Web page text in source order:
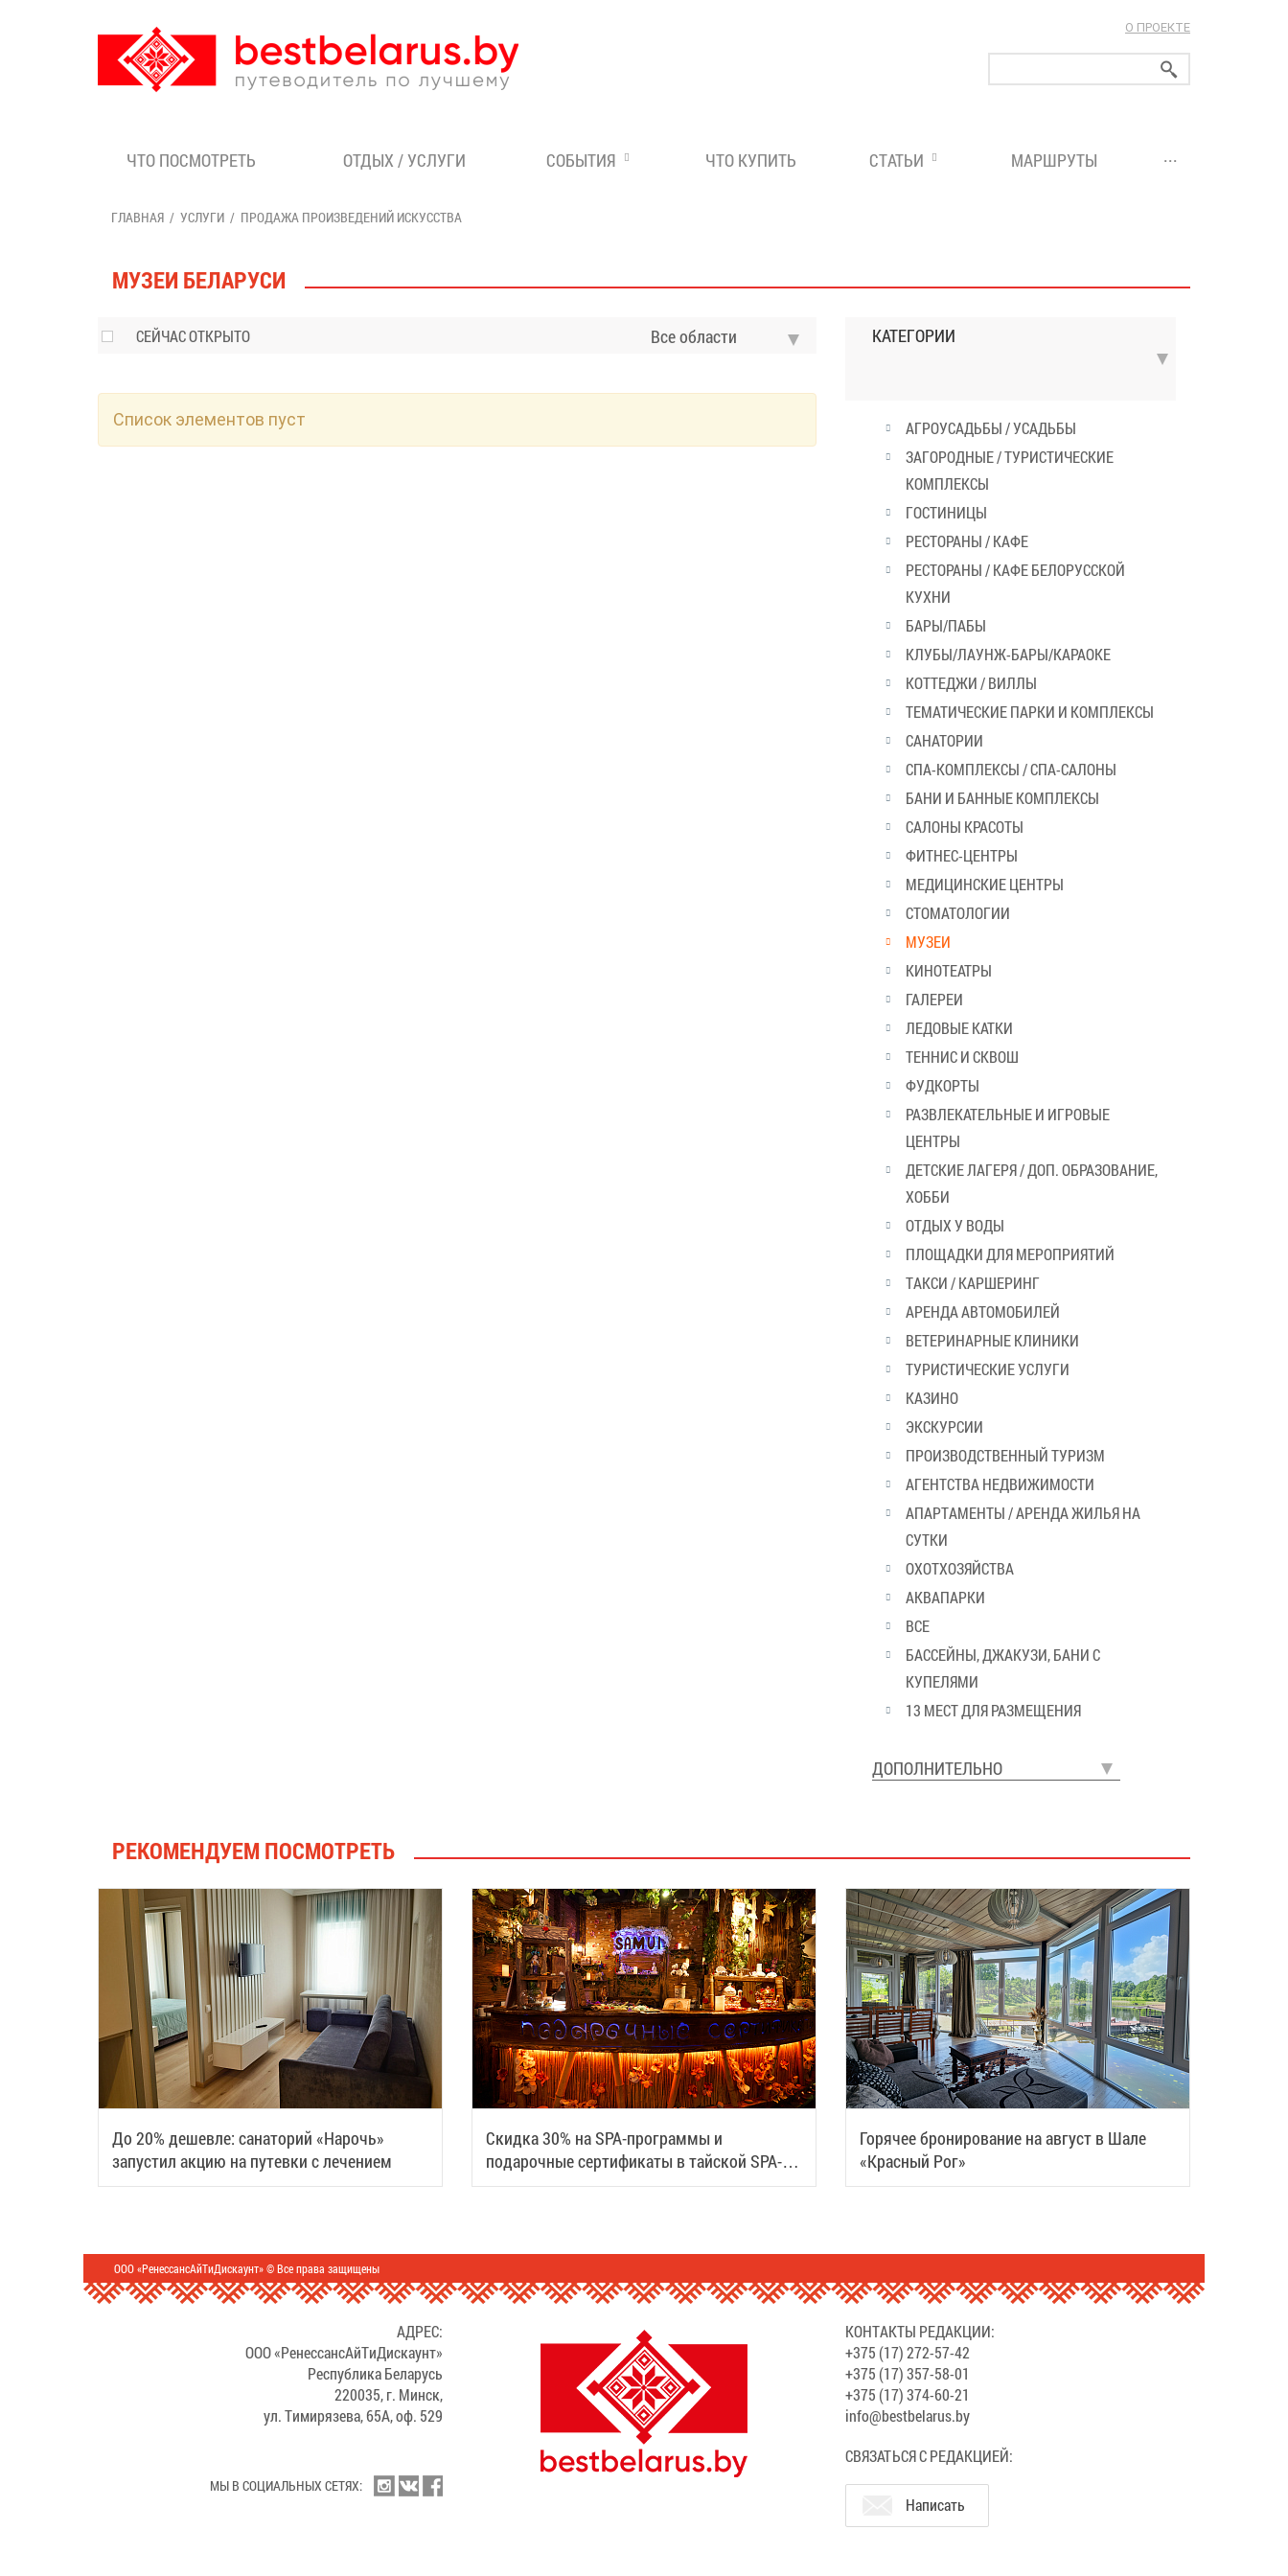
О ПРОЕКТЕ
ЧТО ПОСМОТРЕТЬ ОТДЫХ / УСЛУГИ СОБЫТИЯ ЧТО КУПИТЬ СТАТЬИ МАРШРУТЫ ...
ГЛАВНАЯ УСЛУГИ ПРОДАЖА ПРОИЗВЕДЕНИЙ ИСКУССТВА
МУЗЕИ БЕЛАРУСИ
Все области
СЕЙЧАС ОТКРЫТО
Список элементов пуст
КАТЕГОРИИ
АГРОУСАДЬБЫ / УСАДЬБЫ
ЗАГОРОДНЫЕ / ТУРИСТИЧЕСКИЕ
КОМПЛЕКСЫ
ГОСТИНИЦЫ
РЕСТОРАНЫ / КАФЕ
РЕСТОРАНЫ / КАФЕ БЕЛОРУССКОЙ
КУХНИ
БАРЫ/ПАБЫ
КЛУБЫ/ЛАУНЖ-БАРЫ/КАРАОКЕ
КОТТЕДЖИ / ВИЛЛЫ
ТЕМАТИЧЕСКИЕ ПАРКИ И КОМПЛЕКСЫ
САНАТОРИИ
СПА-КОМПЛЕКСЫ / СПА-САЛОНЫ
БАНИ И БАННЫЕ КОМПЛЕКСЫ
САЛОНЫ КРАСОТЫ
ФИТНЕС-ЦЕНТРЫ
МЕДИЦИНСКИЕ ЦЕНТРЫ
СТОМАТОЛОГИИ
МУЗЕИ
КИНОТЕАТРЫ
ГАЛЕРЕИ
ЛЕДОВЫЕ КАТКИ
ТЕННИС И СКВОШ
ФУДКОРТЫ
РАЗВЛЕКАТЕЛЬНЫЕ И ИГРОВЫЕ
ЦЕНТРЫ
ДЕТСКИЕ ЛАГЕРЯ / ДОП. ОБРАЗОВАНИЕ,
ХОББИ
ОТДЫХ У ВОДЫ
ПЛОЩАДКИ ДЛЯ МЕРОПРИЯТИЙ
ТАКСИ / КАРШЕРИНГ
АРЕНДА АВТОМОБИЛЕЙ
ВЕТЕРИНАРНЫЕ КЛИНИКИ
ТУРИСТИЧЕСКИЕ УСЛУГИ
КАЗИНО
ЭКСКУРСИИ
ПРОИЗВОДСТВЕННЫЙ ТУРИЗМ
АГЕНТСТВА НЕДВИЖИМОСТИ
АПАРТАМЕНТЫ / АРЕНДА ЖИЛЬЯ НА
СУТКИ
ОХОТХОЗЯЙСТВА
АКВАПАРКИ
ВСЕ
БАССЕЙНЫ, ДЖАКУЗИ, БАНИ С
КУПЕЛЯМИ
13 МЕСТ ДЛЯ РАЗМЕЩЕНИЯ
ДОПОЛНИТЕЛЬНО
РЕКОМЕНДУЕМ ПОСМОТРЕТЬ
До 20% дешевле: санаторий «Нарочь»
запустил акцию на путевки с лечением
Скидка 30% на SPA-программы и
подарочные сертификаты в тайской SPA-
деревне Samui
Горячее бронирование на август в Шале
«Красный Рог»
ООО «РенессансАйТиДискаунт» © Все права защищены
АДРЕС:
ООО «РенессансАйТиДискаунт»
Республика Беларусь
220035, г. Минск,
ул. Тимирязева, 65А, оф. 529
МЫ В СОЦИАЛЬНЫХ СЕТЯХ:
КОНТАКТЫ РЕДАКЦИИ:
+375 (17) 272-57-42
+375 (17) 357-58-01
+375 (17) 374-60-21
info@bestbelarus.by
СВЯЗАТЬСЯ С РЕДАКЦИЕЙ:
Написать